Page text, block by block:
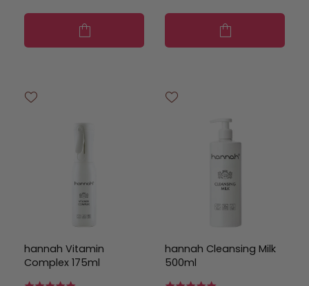
hannah Vitamin
Complex 175ml
hannah Cleansing Milk
500ml